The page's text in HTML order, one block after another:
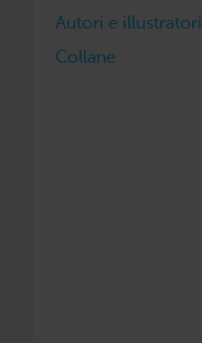
Autori e illustratori
Collane